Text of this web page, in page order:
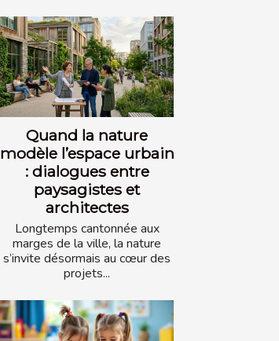
Quand la nature
modèle l’espace urbain
: dialogues entre
paysagistes et
architectes
Longtemps cantonnée aux
marges de la ville, la nature
s’invite désormais au cœur des
projets...